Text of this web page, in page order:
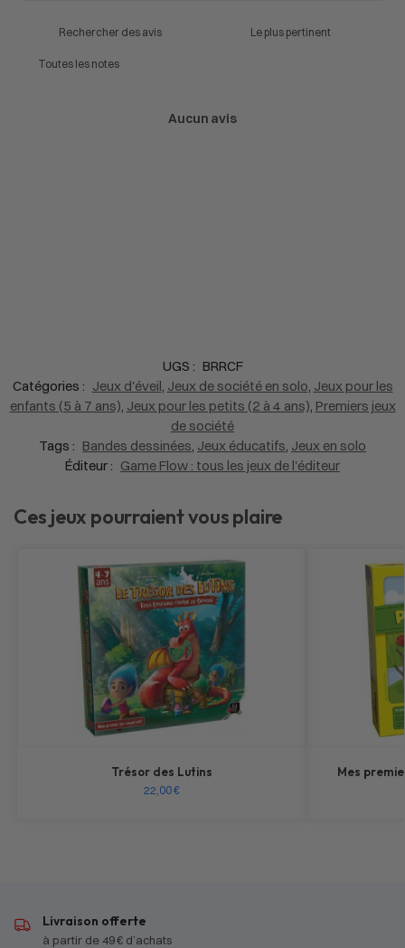
Aucun avis
UGS : BRRCF
Catégories : Jeux d'éveil, Jeux de société en solo, Jeux pour les
enfants (5 à 7 ans), Jeux pour les petits (2 à 4 ans), Premiers jeux
de société
Tags : Bandes dessinées, Jeux éducatifs, Jeux en solo
Éditeur : Game Flow : tous les jeux de l'éditeur
Ces jeux pourraient vous plaire
Trésor des Lutins
22,00€
Mes
Livraison offerte
à partir de 49 € d’achats